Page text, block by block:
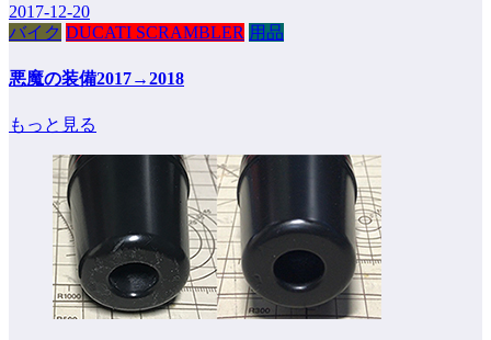
2017-12-20
バイク DUCATI SCRAMBLER 用品
悪魔の装備2017→2018
もっと見る